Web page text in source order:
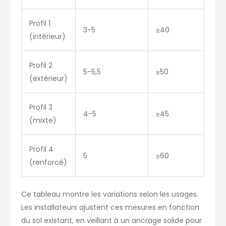
Profil 1
(intérieur)
3-5 ≥40
Profil 2
(extérieur)
5-5,5 ≥50
Profil 3
(mixte)
4-5 ≥45
Profil 4
(renforcé)
5 ≥60
Ce tableau montre les variations selon les usages.
Les installateurs ajustent ces mesures en fonction
du sol existant, en veillant à un ancrage solide pour